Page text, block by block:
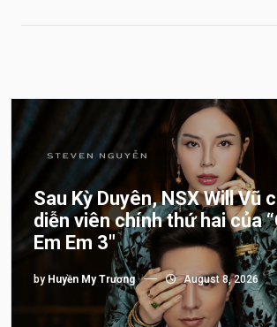
Sau Kỳ Duyên, NSX Will Vũ
diễn viên chính thứ hai của
Em Em 3″
by Huyền My Trương August 8, 2026